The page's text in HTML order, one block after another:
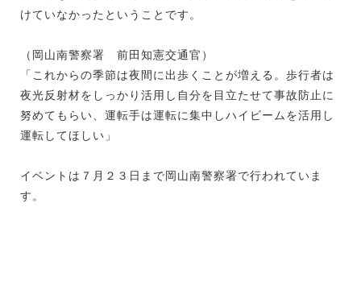
けていなかったということです。
（岡山南警察署 前田知憲交通官）
「これからの季節は夜間に出歩くことが増える。歩行者は
夜光反射材をしっかり活用し自分を目立たせて事故防止に
努めてもらい、運転手は運転に集中しハイビームを活用し
運転してほしい」
イベントは７月２３日まで岡山南警察署で行われていま
す。